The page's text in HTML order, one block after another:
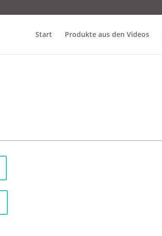
Start Produkte aus den Videos